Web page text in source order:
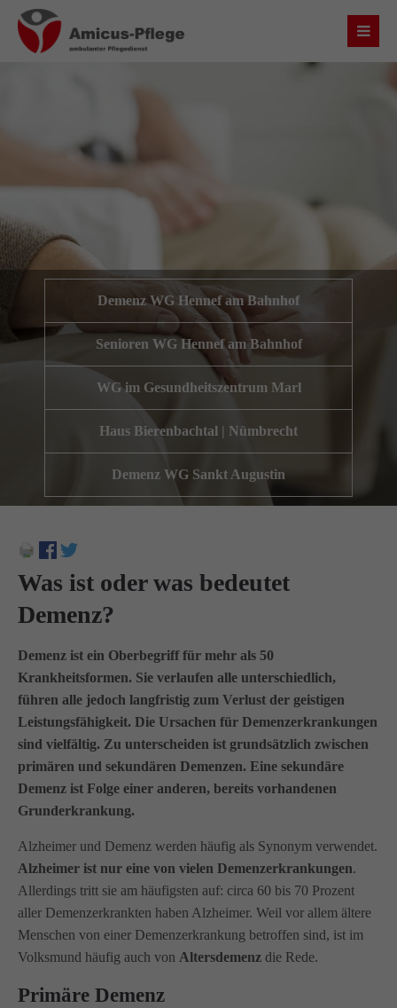
Login
Register | Lost your password?
Über uns
Wir haben uns als ambulanter Pflegedienst auf
Wohngemeinschaften für Senioren spezialisiert. Mit der
Spezialisierung im Bereich Demenz erleben wir immer wieder
GUTEStun.
Wir sagenDANKEfür Ihr Feedback!
Kontakt
Lipper Weg 11a
45770 Marl
Sie haben Fragen?
02365 955 88 88
Schreiben Sie uns per Email
info@amicus-pflege.de
Demenz WG Hennef am Bahnhof
Senioren WG Hennef am Bahnhof
WG im Gesundheitszentrum Marl
Haus Bierenbachtal | Nümbrecht
Demenz WG Sankt Augustin
Was ist oder was bedeutet
Demenz?
Demenz ist ein Oberbegriff für mehr als 50
Krankheitsformen. Sie verlaufen alle unterschiedlich,
führen alle jedoch langfristig zum Verlust der geistigen
Leistungsfähigkeit. Die Ursachen für Demenzerkrankungen
sind vielfältig. Zu unterscheiden ist grundsätzlich zwischen
primären und sekundären Demenzen. Eine sekundäre
Demenz ist Folge einer anderen, bereits vorhandenen
Grunderkrankung.
Alzheimer und Demenz werden häufig als Synonym verwendet.
Alzheimer ist nur eine von vielen Demenzerkrankungen.
Allerdings tritt sie am häufigsten auf: circa 60 bis 70 Prozent
aller Demenzerkrankten haben Alzheimer. Weil vor allem ältere
Menschen von einer Demenzerkrankung betroffen sind, ist im
Volksmund häufig auch von Altersdemenz die Rede.
Primäre Demenz